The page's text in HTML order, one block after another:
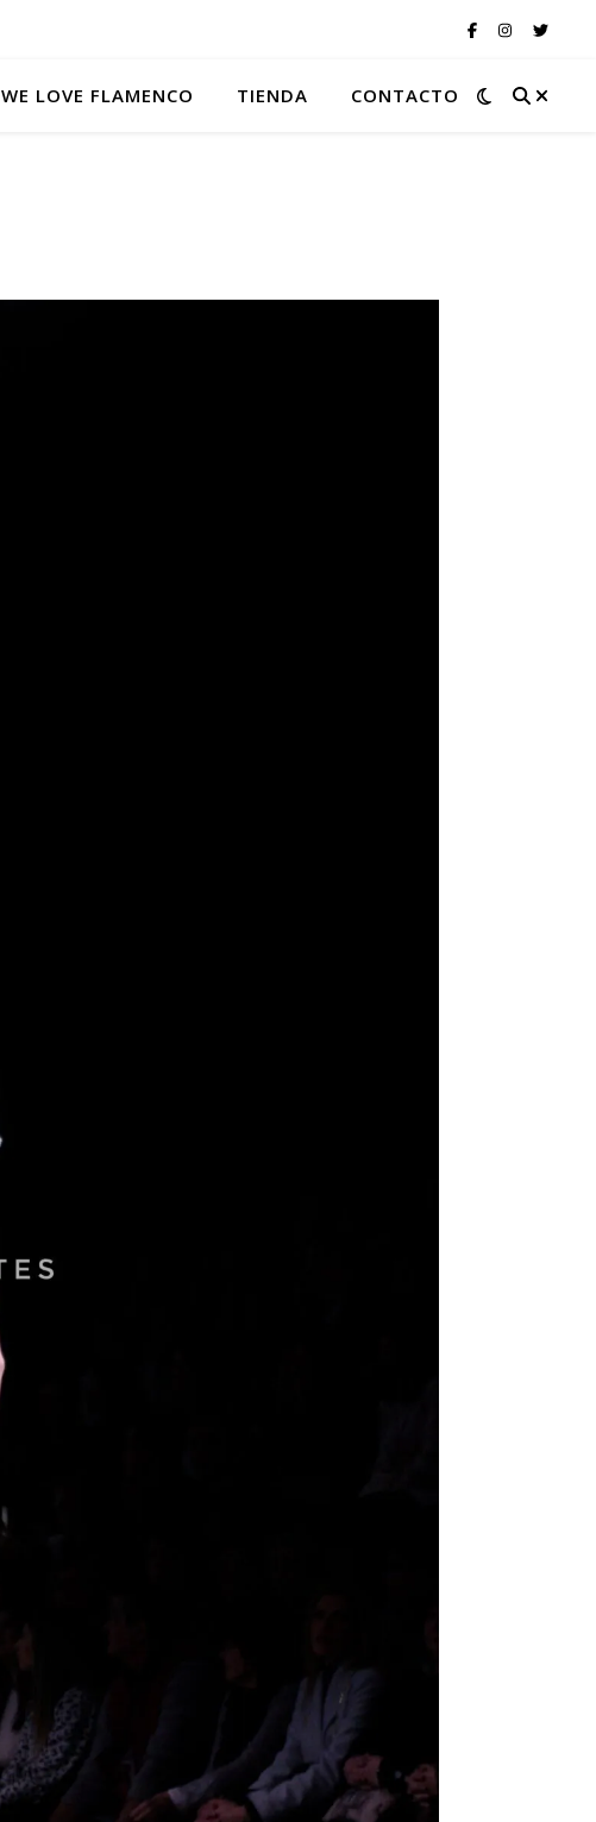
WE LOVE FLAMENCO TIENDA CONTACTO